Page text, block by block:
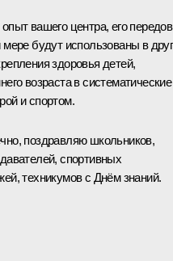
вашего центра, его
будут использованы в
здоровья детей,
возраста в систематические
и спортом.
поздравляю школьников,
спортивных
техникумов с Днём знаний.